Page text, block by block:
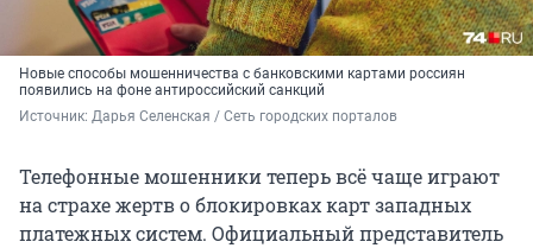
Новые способы мошенничества с банковскими картами россиян
появились на фоне антироссийский санкций
Источник: Дарья Селенская / Сеть городских порталов
Телефонные мошенники теперь всё чаще играют
на страхе жертв о блокировках карт западных
платежных систем. Официальный представитель